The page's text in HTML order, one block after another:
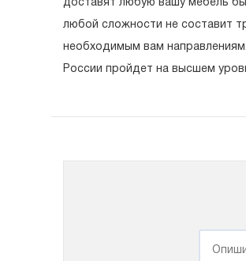
доставят любую вашу мебель
любой сложности не составит
необходимым вам
России пройдет на высшем